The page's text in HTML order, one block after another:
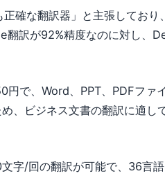
確な翻訳器」と主張してお
翻訳が92%精度なのに対し、
円で、Word、PPT、PDFフ
、ビジネス文書の翻訳に適し
字/回の翻訳が可能で、36言